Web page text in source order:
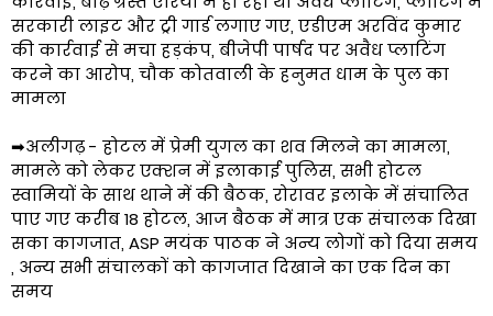
सरकारी लाइट और ट्री गार्ड लगाए गए, एडीएम अरविंद कुमार
की कार्रवाई से मचा हड़कंप, बीजेपी पार्षद पर अवैध प्लाटिंग
करने का आरोप, चौक कोतवाली के हनुमत धाम के पुल का
मामला
➡अलीगढ़ - होटल में प्रेमी युगल का शव मिलने का मामला,
मामले को लेकर एक्शन में इलाकाई पुलिस, सभी होटल
स्वामियों के साथ थाने में की बैठक, रोरावर इलाके में संचालित
पाए गए करीब 18 होटल, आज बैठक में मात्र एक संचालक दिखा
सका कागजात, ASP मयंक पाठक ने अन्य लोगों को दिया समय
, अन्य सभी संचालकों को कागजात दिखाने का एक दिन का
समय